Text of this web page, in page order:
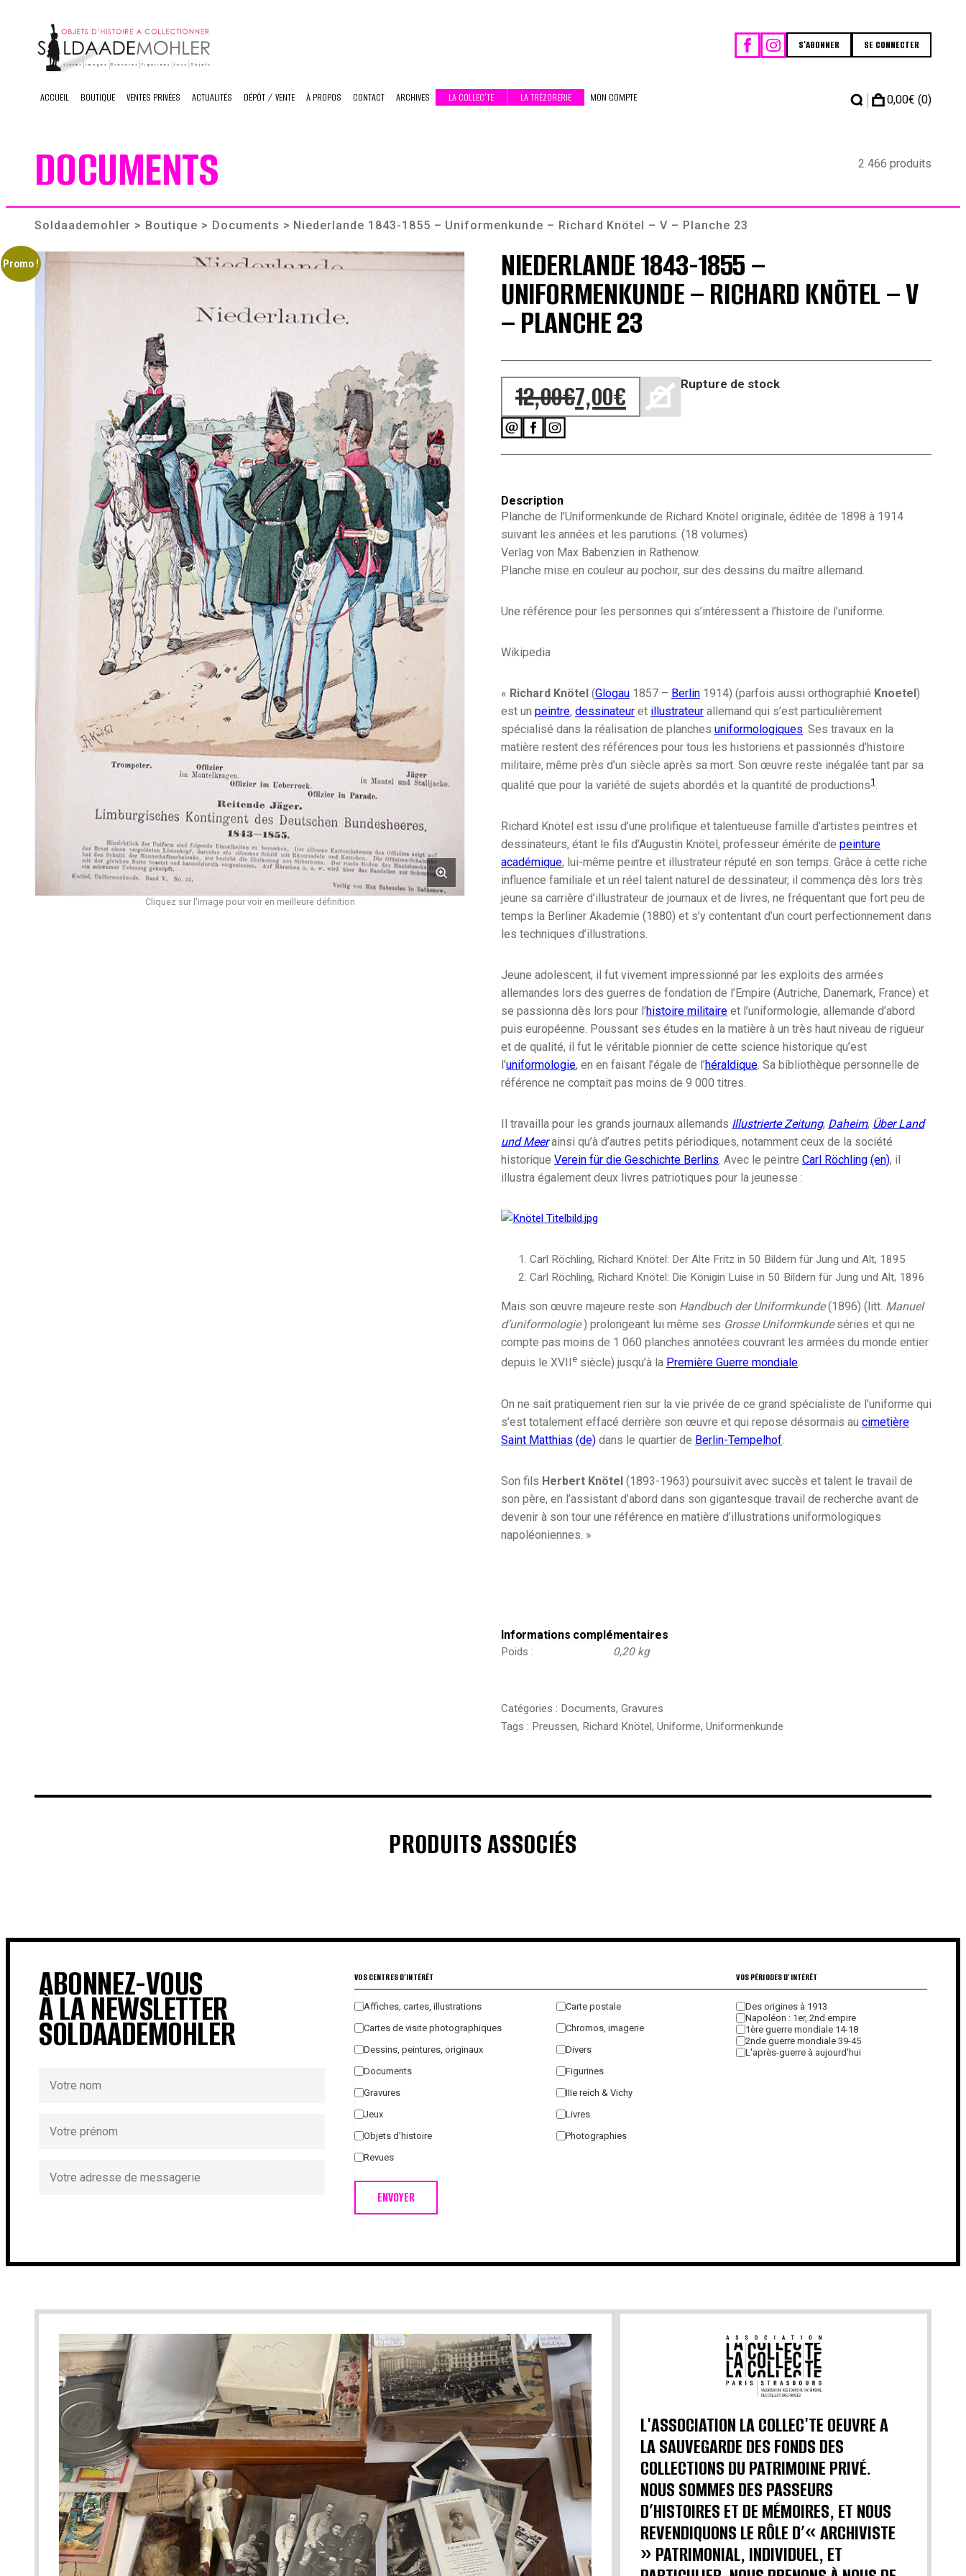
content
S'ABONNER SE CONNECTER
ACCUEIL BOUTIQUE VENTES PRIVÉES ACTUALITÉS DÉPÔT / VENTE À PROPOS CONTACT ARCHIVES LA COLLEC’TE LA TRÉZORERIE MON COMPTE | 0,00€ (0)
DOCUMENTS 2 466 produits
Soldaademohler > Boutique > Documents > Niederlande 1843-1855 – Uniformenkunde – Richard Knötel – V – Planche 23
Promo !
Cliquez sur l'image pour voir en meilleure définition
NIEDERLANDE 1843-1855 –
UNIFORMENKUNDE – RICHARD KNÖTEL – V
– PLANCHE 23
12,00€
Le prix initial était : 12,00€.
7,00€
Le prix actuel est : 7,00€.
Rupture de stock
Description
Planche de l’Uniformenkunde de Richard Knötel originale, éditée de 1898 à 1914
suivant les années et les parutions. (18 volumes)
Verlag von Max Babenzien in Rathenow.
Planche mise en couleur au pochoir, sur des dessins du maître allemand.
Une référence pour les personnes qui s’intéressent a l’histoire de l’uniforme.
Wikipedia
« Richard Knötel(Glogau1857 – Berlin1914) (parfois aussi orthographié Knoetel)
est un peintre, dessinateuret illustrateurallemand qui s’est particulièrement
spécialisé dans la réalisation de planches uniformologiques . Ses travaux en la
matière restent des références pour tous les historiens et passionnés d’histoire
militaire, même près d’un siècle après sa mort. Son œuvre reste inégalée tant par sa
qualité que pour la variété de sujets abordés et la quantité de productions1.
Richard Knötel est issu d’une prolifique et talentueuse famille d’artistes peintres et
dessinateurs, étant le fils d’Augustin Knötel, professeur émérite de peinture
académique, lui-même peintre et illustrateur réputé en son temps. Grâce à cette riche
influence familiale et un réel talent naturel de dessinateur, il commença dès lors très
jeune sa carrière d’illustrateur de journaux et de livres, ne fréquentant que fort peu de
temps la Berliner Akademie (1880) et s’y contentant d’un court perfectionnement dans
les techniques d’illustrations.
Jeune adolescent, il fut vivement impressionné par les exploits des armées
allemandes lors des guerres de fondation de l’Empire (Autriche, Danemark, France) et
se passionna dès lors pour l’histoire militaireet l’uniformologie, allemande d’abord
puis européenne. Poussant ses études en la matière à un très haut niveau de rigueur
et de qualité, il fut le véritable pionnier de cette science historique qu’est
l’uniformologie, en en faisant l’égale de l’héraldique. Sa bibliothèque personnelle de
référence ne comptait pas moins de 9 000 titres.
Il travailla pour les grands journaux allemands Illustrierte Zeitung, Daheim, Über Land
und Meerainsi qu’à d’autres petits périodiques, notamment ceux de la société
historique Verein für die Geschichte Berlins. Avec le peintre Carl Röchling (en), il
illustra également deux livres patriotiques pour la jeunesse :
Carl Röchling, Richard Knötel: Der Alte Fritz in 50 Bildern für Jung und Alt, 1895
Carl Röchling, Richard Knötel: Die Königin Luise in 50 Bildern für Jung und Alt, 1896
Mais son œuvre majeure reste son Handbuch der Uniformkunde(1896) (litt. Manuel
d’uniformologie) prolongeant lui même ses Grosse Uniformkundeséries et qui ne
compte pas moins de 1 060 planches annotées couvrant les armées du monde entier
depuis le XVII esiècle) jusqu’à la Première Guerre mondiale.
On ne sait pratiquement rien sur la vie privée de ce grand spécialiste de l’uniforme qui
s’est totalement effacé derrière son œuvre et qui repose désormais au cimetière
Saint Matthias (de)dans le quartier de Berlin-Tempelhof.
Son fils Herbert Knötel(1893-1963) poursuivit avec succès et talent le travail de
son père, en l’assistant d’abord dans son gigantesque travail de recherche avant de
devenir à son tour une référence en matière d’illustrations uniformologiques
napoléoniennes. »
Informations complémentaires
Poids 0,20 kg
Catégories : Documents, Gravures
Tags : Preussen, Richard Knötel, Uniforme, Uniformenkunde
PRODUITS ASSOCIÉS
ABONNEZ-VOUS
À LA NEWSLETTER
SOLDAADEMOHLER
VOS CENTRES D'INTÉRÊT
Affiches, cartes, illustrations
Carte postale
Cartes de visite photographiques
Chromos, imagerie
Dessins, peintures, originaux
Divers
Documents
Figurines
Gravures
IIIe reich & Vichy
Jeux
Livres
Objets d'histoire
Photographies
Revues
ENVOYER
VOS PÉRIODES D'INTÉRÊT
Des origines à 1913
Napoléon : 1er, 2nd empire
1ère guerre mondiale 14-18
2nde guerre mondiale 39-45
L'après-guerre à aujourd'hui
L'ASSOCIATION LA COLLEC'TE OEUVRE A
LA SAUVEGARDE DES FONDS DES
COLLECTIONS DU PATRIMOINE PRIVÉ.
NOUS SOMMES DES PASSEURS
D’HISTOIRES ET DE MÉMOIRES, ET NOUS
REVENDIQUONS LE RÔLE D’« ARCHIVISTE
» PATRIMONIAL, INDIVIDUEL, ET